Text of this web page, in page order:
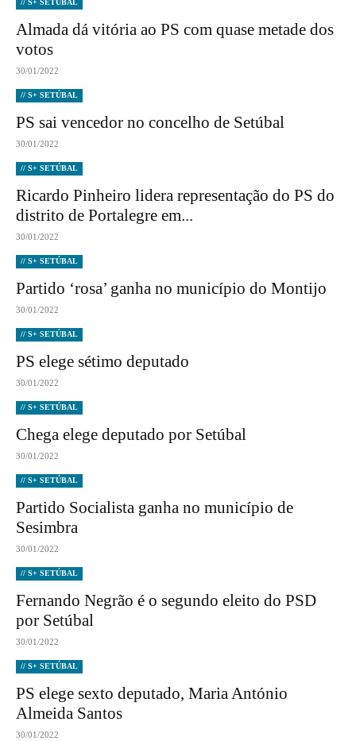
// S+ SETÚBAL
Almada dá vitória ao PS com quase metade dos
votos
30/01/2022
// S+ SETÚBAL
PS sai vencedor no concelho de Setúbal
30/01/2022
// S+ SETÚBAL
Ricardo Pinheiro lidera representação do PS do
distrito de Portalegre em...
30/01/2022
// S+ SETÚBAL
Partido ‘rosa’ ganha no município do Montijo
30/01/2022
// S+ SETÚBAL
PS elege sétimo deputado
30/01/2022
// S+ SETÚBAL
Chega elege deputado por Setúbal
30/01/2022
// S+ SETÚBAL
Partido Socialista ganha no município de
Sesimbra
30/01/2022
// S+ SETÚBAL
Fernando Negrão é o segundo eleito do PSD
por Setúbal
30/01/2022
// S+ SETÚBAL
PS elege sexto deputado, Maria António
Almeida Santos
30/01/2022